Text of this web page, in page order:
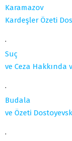
Karamazov
Kardeşler Özeti
·
Suç
ve Ceza Hakkında
·
Budala
ve Özeti
·